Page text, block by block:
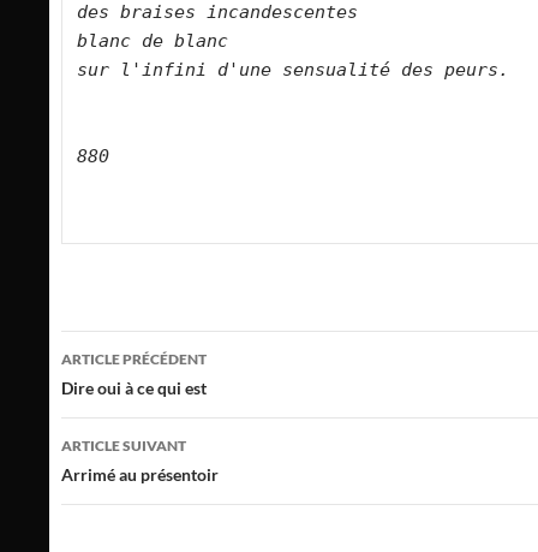
des braises incandescentes
blanc de blanc
sur l'infini d'une sensualité des peurs.
880
Navigation
des
articles
ARTICLE PRÉCÉDENT
Dire oui à ce qui est
ARTICLE SUIVANT
Arrimé au présentoir